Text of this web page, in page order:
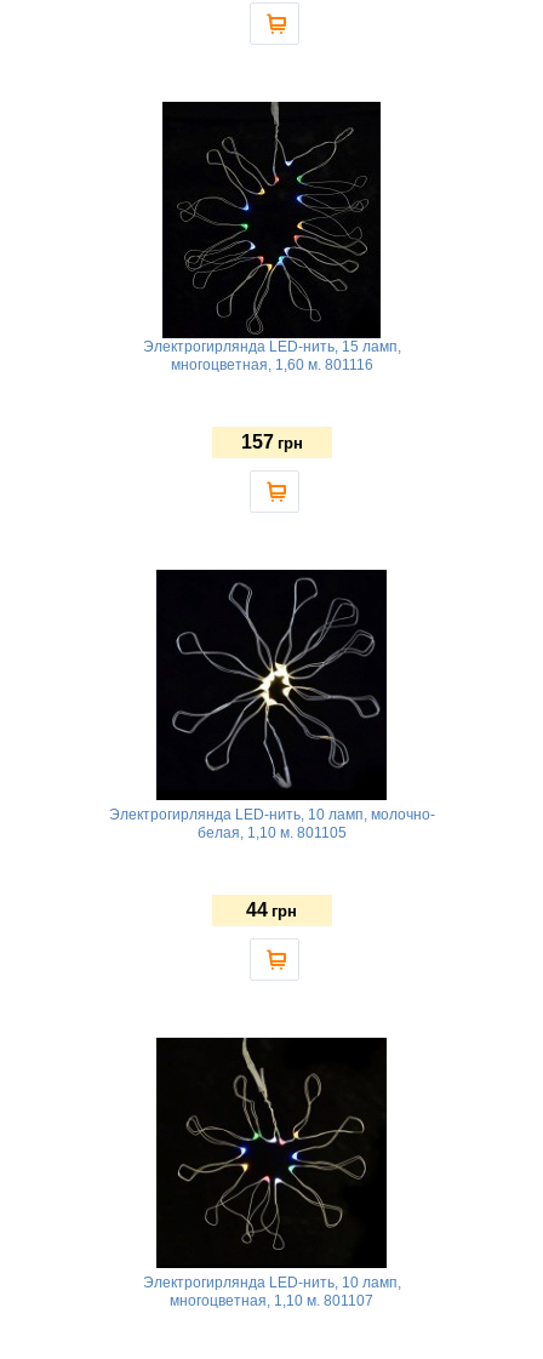
Электрогирлянда LED-нить, 15 ламп,
многоцветная, 1,60 м. 801116
157 грн
Электрогирлянда LED-нить, 10 ламп, молочно-
белая, 1,10 м. 801105
44 грн
Электрогирлянда LED-нить, 10 ламп,
многоцветная, 1,10 м. 801107